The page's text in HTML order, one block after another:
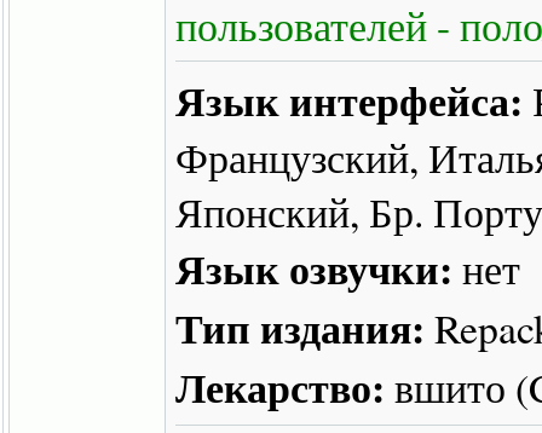
пользователей -
Язык интерфейса:
Французский,
Японский, Бр.
Язык озвучки: нет
Тип издания:
Лекарство: вшито